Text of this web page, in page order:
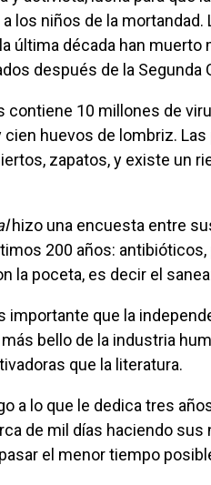
los niños de la mortandad.
última década han muerto
después de la Segunda
huevos de lombriz.
zapatos, y existe un
hizo una encuesta entre
200 años: antibióticos,
la poceta, es decir el
bello de la industria
que la literatura.
de mil días haciendo
el menor tiempo